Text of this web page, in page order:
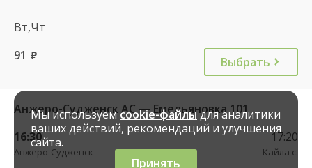
Вт,Чт
91 руб. Выбрать
Анжеро-Судженск АС — Емельяновка 101
16:30
Анжеро-Судженск
17:20
Кайла с.
Мы используемcookie-файлыдля аналитики
ваших действий, рекомендаций и улучшения
сайта.
Принять